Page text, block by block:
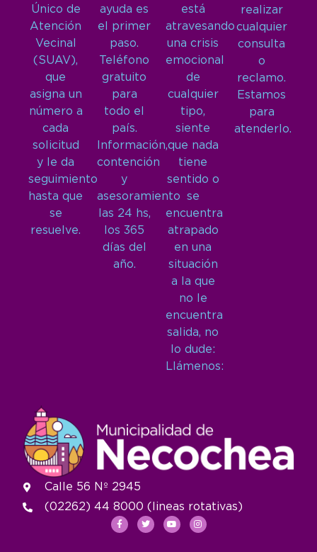
Único de
Atención
Vecinal
(SUAV),
que
asigna un
número a
cada
solicitud
y le da
seguimiento
hasta que
se
resuelve.
ayuda es
el primer
paso.
Teléfono
gratuito
para
todo el
país.
Información,
contención
y
asesoramiento
las 24 hs,
los 365
días del
año.
está
atravesando
una crisis
emocional
de
cualquier
tipo,
siente
que nada
tiene
sentido o
se
encuentra
atrapado
en una
situación
a la que
no le
encuentra
salida, no
lo dude:
Llámenos:
realizar
cualquier
consulta
o
reclamo.
Estamos
para
atenderlo.
Calle 56 Nº 2945
(02262) 44 8000 (lineas rotativas)